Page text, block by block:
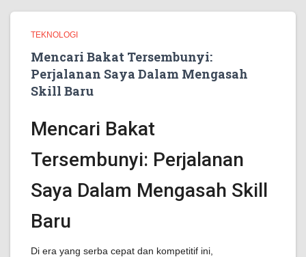
TEKNOLOGI
Mencari Bakat Tersembunyi:
Perjalanan Saya Dalam Mengasah
Skill Baru
Mencari Bakat
Tersembunyi: Perjalanan
Saya Dalam Mengasah Skill
Baru
Di era yang serba cepat dan kompetitif ini,